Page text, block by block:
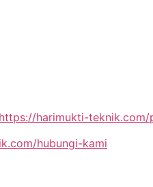
https://harimukti-
hubungi-kami